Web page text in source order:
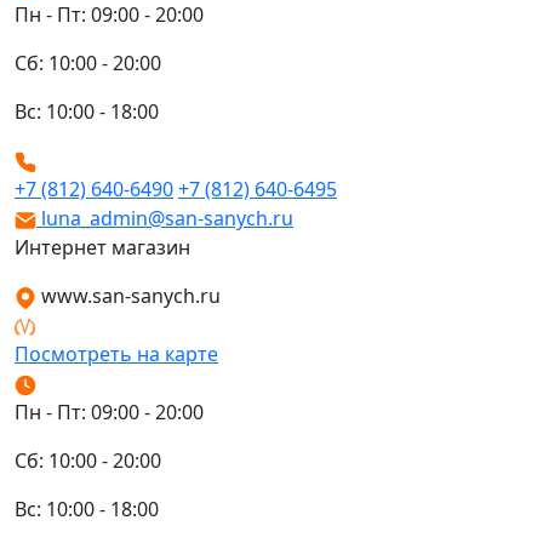
Пн - Пт: 09:00 - 20:00
Сб: 10:00 - 20:00
Вс: 10:00 - 18:00
+7 (812) 640-6490+7 (812) 640-6495
luna_admin@san-sanych.ru
Интернет магазин
www.san-sanych.ru
Посмотреть на карте
Пн - Пт: 09:00 - 20:00
Сб: 10:00 - 20:00
Вс: 10:00 - 18:00